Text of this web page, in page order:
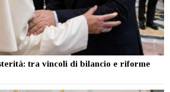
tra vincoli di bilancio e riforme